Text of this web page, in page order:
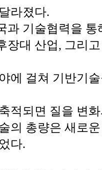
라졌다.
과 기술협력을
장대 산업, 그리
에 걸쳐 기반기
적되면 질을 변
의 총량은 새로
다.